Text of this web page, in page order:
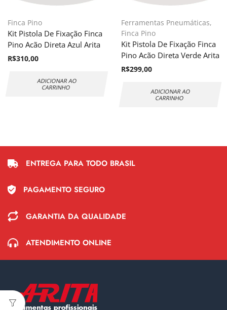
Finca Pino
Kit Pistola De Fixação Finca
Pino Acão Direta Azul Arita
R$310,00
ADICIONAR AO
CARRINHO
Ferramentas Pneumáticas,
Finca Pino
Kit Pistola De Fixação Finca
Pino Acão Direta Verde Arita
R$299,00
ADICIONAR AO
CARRINHO
ENTREGA PARA TODO BRASIL
PAGAMENTO SEGURO
GARANTIA DA QUALIDADE
ATENDIMENTO ONLINE